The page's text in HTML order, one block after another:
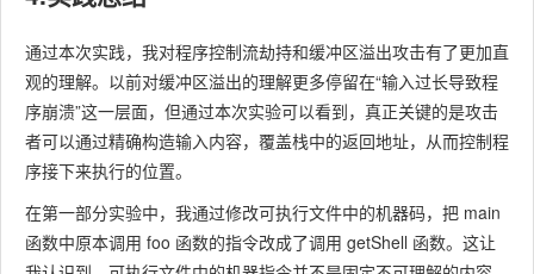
通过本次实践，我对程序控制流劫持和缓冲区溢出攻击有了更加直
观的理解。以前对缓冲区溢出的理解更多停留在“输入过长导致程
序崩溃”这一层面，但通过本次实验可以看到，真正关键的是攻击
者可以通过精确构造输入内容，覆盖栈中的返回地址，从而控制程
序接下来执行的位置。
在第一部分实验中，我通过修改可执行文件中的机器码，把 main
函数中原本调用 foo 函数的指令改成了调用 getShell 函数。这让